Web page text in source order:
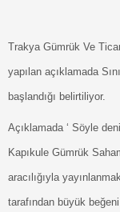
Trakya Gümrük Ve
yapılan açıklamada
başlandığı belirtiliyor.
Açıklamada ‘ Söyle
Kapıkule Gümrük
aracılığıyla
tarafından büyük